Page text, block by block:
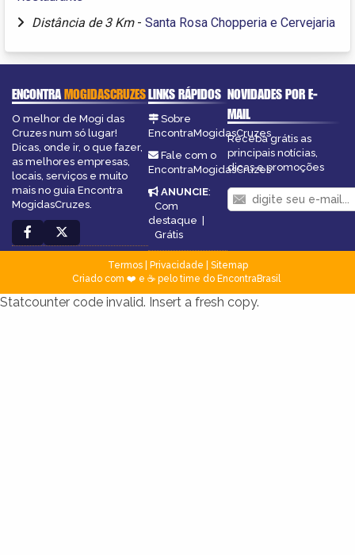
Distância de 3 Km - Santa Rosa Chopperia e Cervejaria
ENCONTRAMOGIDASCRUZES
O melhor de Mogi das
Cruzes num só lugar!
Dicas, onde ir, o que fazer,
as melhores empresas,
locais, serviços e muito
mais no guia Encontra
MogidasCruzes.
LINKS RÁPIDOS
Sobre
EncontraMogidasCruzes
Fale com o
EncontraMogidasCruzes
ANUNCIE:
Com
destaque |
Grátis
NOVIDADES POR E-
MAIL
Receba grátis as
principais notícias,
dicas e promoções
Termos| Privacidade
Sitemap
Criado com ❤️ e ☕ pelo time do EncontraBrasil
Statcounter code invalid. Insert a fresh copy.